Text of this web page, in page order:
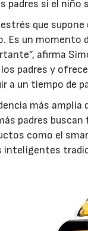
padres si el niño
que
Es un
afirma
padres y
a un tiempo de
más amplia
padres
como el